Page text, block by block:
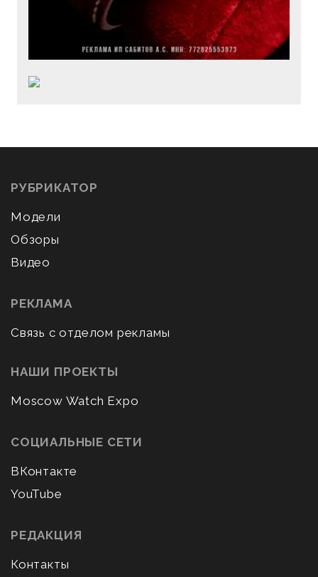
РУБРИКАТОР
Модели
Обзоры
Видео
РЕКЛАМА
Связь с отделом рекламы
НАШИ ПРОЕКТЫ
Moscow Watch Expo
СОЦИАЛЬНЫЕ СЕТИ
ВКонтакте
YouTube
РЕДАКЦИЯ
Контакты